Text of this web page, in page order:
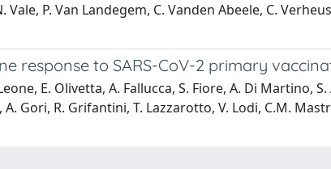
P. Van Landegem, C. Vanden Abeele, C.
response to SARS-CoV-2 primary
E. Olivetta, A. Fallucca, S. Fiore, A. Di Martino,
Gori, R. Grifantini, T. Lazzarotto, V. Lodi, C.M.